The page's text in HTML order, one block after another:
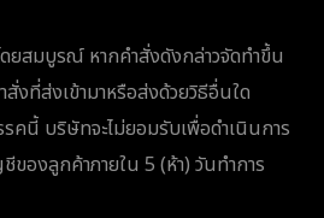
ยสมบูรณ์ หากคำสั่งดังกล่าวจัดทำขึ้น
งที่ส่งเข้ามาหรือส่งด้วยวิธีอื่นใด
รคนี้ บริษัทจะไม่ยอมรับเพื่อดำเนินการ
องลูกค้าภายใน 5 (ห้า) วันทำการ